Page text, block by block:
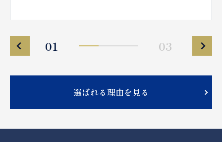
01 03
選ばれる理由を見る